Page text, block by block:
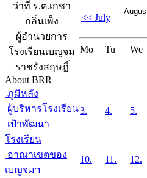
ว่าที่ ร.ต.เกชา
กลิ่นเพ็ง
ผู้อำนวยการ
โรงเรียนเบญจม
ราชรังสฤษฎิ์
About BRR
ภูมิหลัง
ผู้บริหารโรงเรียน
เป้าพัฒนา
โรงเรียน
อาณาเขตของ
เบญจมฯ
<< July
Mo Tu We
3. 4. 5.
10. 11. 12.